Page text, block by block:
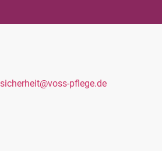
pflege.de